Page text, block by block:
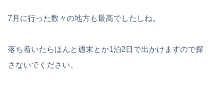
7月に行った数々の地方も最高でしたしね。
落ち着いたらほんと週末とか1泊2日で出かけますので探
さないでください。